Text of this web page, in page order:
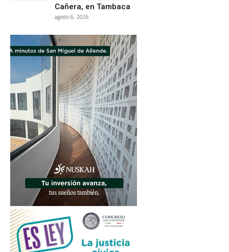
Cañera, en Tambaca
agosto 6, 2026